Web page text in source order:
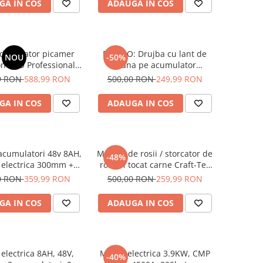
IN COS ADAUGA IN COS
NOU
picamer
PRO Professional
SDS-HEX 65 mm,
pentru beton si
grele
RON588,99 RON
IN COS
-50%
PROMO: Drujba cu lant de
mana pe acumulator
Mencoza™ Lider, 48V, 8Ah,
acumulatori, 2 Lanturi
500,00 RON249,99 RON
ADAUGA IN COS
48v 8AH,
300mm +
gradina cu
Japan
RON359,99 RON
IN COS
-48%
Masina de rosii / storcator de
rosii si tocat carne Craft-Tec
Rosu 3800W, Accesorii rosii,
revers, motor cupru
500,00 RON259,99 RON
ADAUGA IN COS
8AH, 48V,
-40%
Moara electrica 3.9KW, CMP